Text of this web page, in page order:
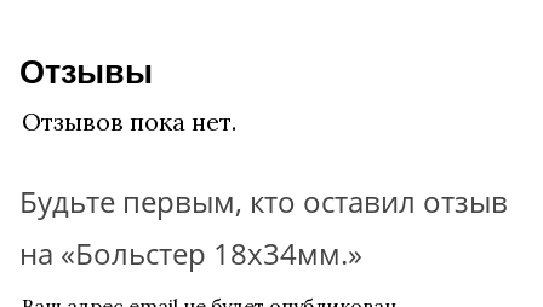
Отзывы
Отзывов пока нет.
Будьте первым, кто оставил отзыв
на «Больстер 18х34мм.»